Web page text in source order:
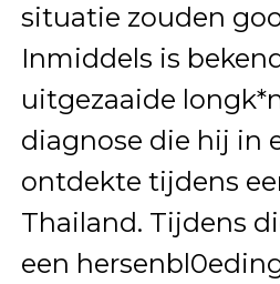
situatie zouden
Inmiddels is
uitgezaaide
diagnose die hij in
ontdekte tijdens
Thailand. Tijdens
een